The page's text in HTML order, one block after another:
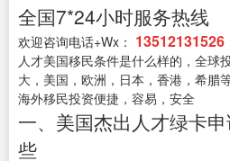
全国7*24小时服务热线
欢迎咨询电话+Wx： 13512131526
人才美国移民条件是什么样的，全球
大，美国，欧洲，日本，香港，希
海外移民投资便捷，容易，安全
一、美国杰出人才绿卡
些